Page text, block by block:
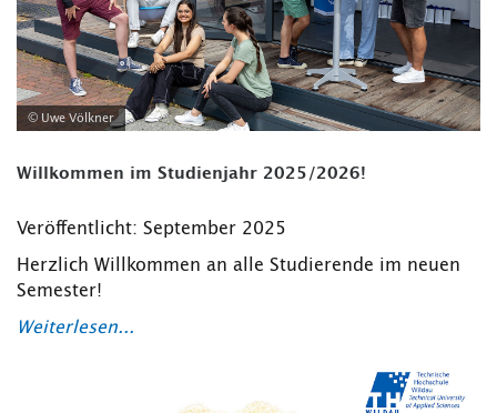
© Uwe Völkner
Willkommen im Studienjahr 2025/2026!
Veröffentlicht: September 2025
Herzlich Willkommen an alle Studierende im neuen
Semester!
Weiterlesen...